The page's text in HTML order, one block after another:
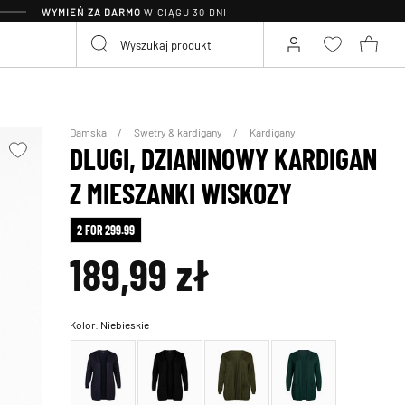
WYMIEŃ ZA DARMO W CIĄGU 30 DNI
Damska Swetry & kardigany Kardigany
DLUGI, DZIANINOWY KARDIGAN
Z MIESZANKI WISKOZY
2 FOR 299.99
189,99 zł
Kolor: Niebieskie